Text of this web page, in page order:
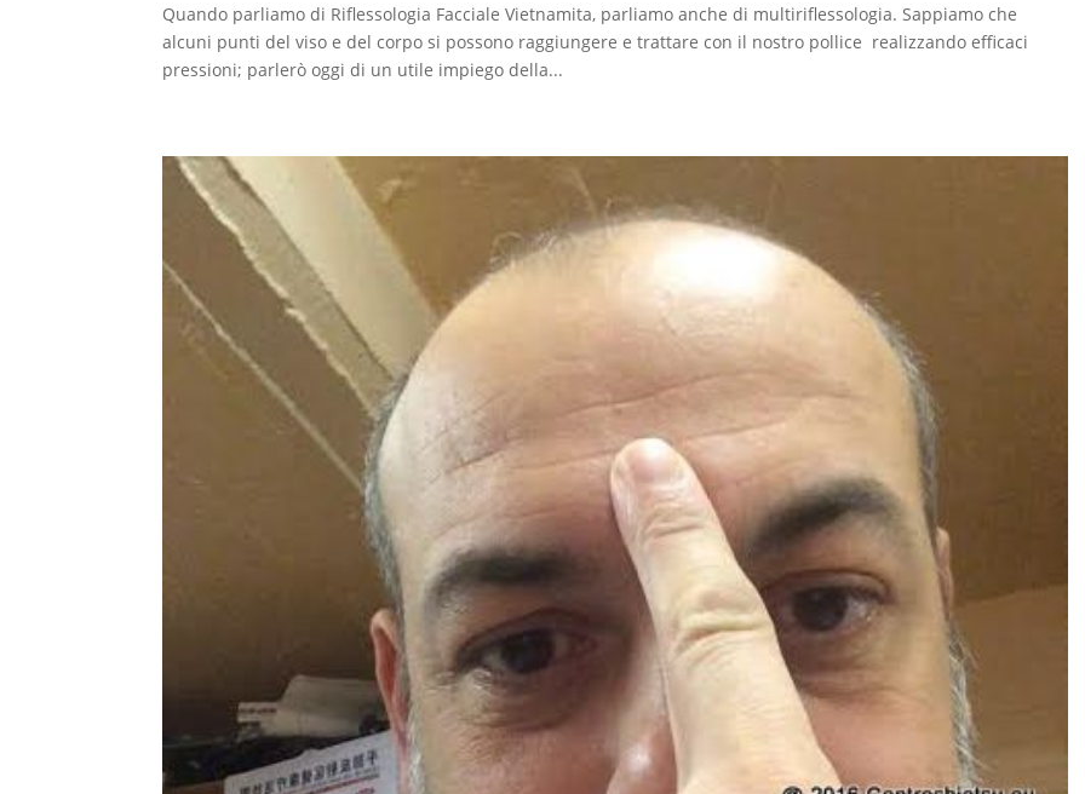
Quando parliamo di Riflessologia Facciale Vietnamita, parliamo anche di multiriflessologia. Sappiamo che
alcuni punti del viso e del corpo si possono raggiungere e trattare con il nostro pollice realizzando efficaci
pressioni; parlerò oggi di un utile impiego della...